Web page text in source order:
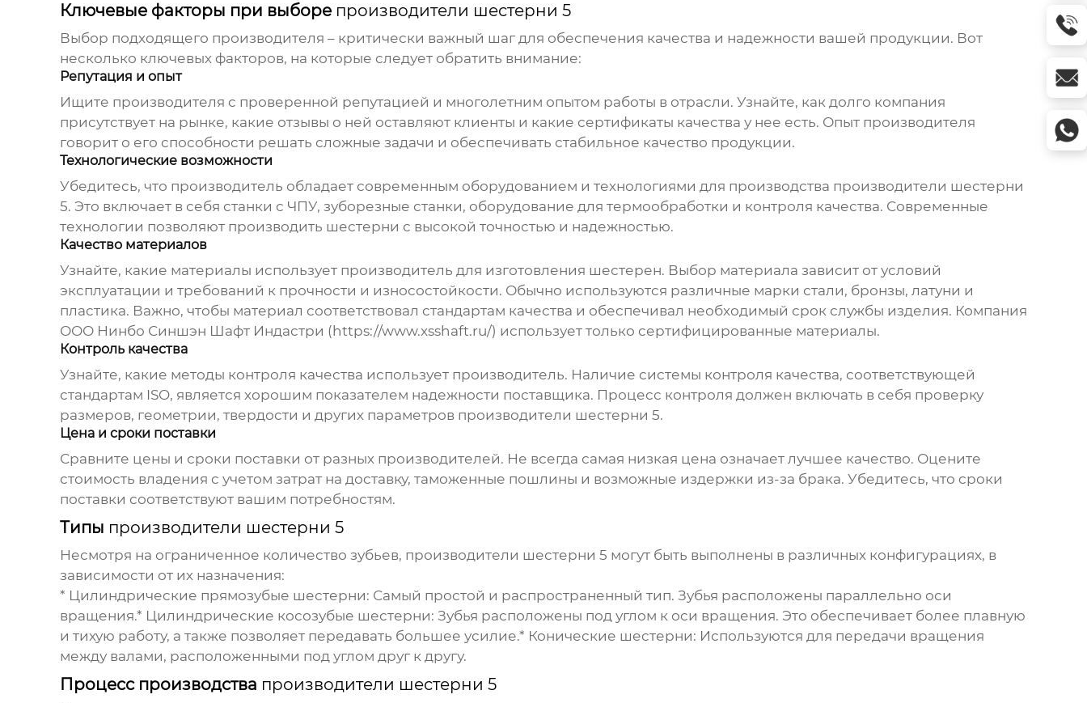
Ключевые факторы при выборе производители шестерни 5
Выбор подходящего производителя – критически важный шаг для обеспечения качества и надежности вашей продукции. Вот
несколько ключевых факторов, на которые следует обратить внимание:
Репутация и опыт
Ищите производителя с проверенной репутацией и многолетним опытом работы в отрасли. Узнайте, как долго компания
присутствует на рынке, какие отзывы о ней оставляют клиенты и какие сертификаты качества у нее есть. Опыт производителя
говорит о его способности решать сложные задачи и обеспечивать стабильное качество продукции.
Технологические возможности
Убедитесь, что производитель обладает современным оборудованием и технологиями для производства производители шестерни
5. Это включает в себя станки с ЧПУ, зуборезные станки, оборудование для термообработки и контроля качества. Современные
технологии позволяют производить шестерни с высокой точностью и надежностью.
Качество материалов
Узнайте, какие материалы использует производитель для изготовления шестерен. Выбор материала зависит от условий
эксплуатации и требований к прочности и износостойкости. Обычно используются различные марки стали, бронзы, латуни и
пластика. Важно, чтобы материал соответствовал стандартам качества и обеспечивал необходимый срок службы изделия. Компания
ООО Нинбо Синшэн Шафт Индастри ( https://www.xsshaft.ru/) использует только сертифицированные материалы.
Контроль качества
Узнайте, какие методы контроля качества использует производитель. Наличие системы контроля качества, соответствующей
стандартам ISO, является хорошим показателем надежности поставщика. Процесс контроля должен включать в себя проверку
размеров, геометрии, твердости и других параметров производители шестерни 5.
Цена и сроки поставки
Сравните цены и сроки поставки от разных производителей. Не всегда самая низкая цена означает лучшее качество. Оцените
стоимость владения с учетом затрат на доставку, таможенные пошлины и возможные издержки из-за брака. Убедитесь, что сроки
поставки соответствуют вашим потребностям.
Типы производители шестерни 5
Несмотря на ограниченное количество зубьев, производители шестерни 5 могут быть выполнены в различных конфигурациях, в
зависимости от их назначения:
* Цилиндрические прямозубые шестерни: Самый простой и распространенный тип. Зубья расположены параллельно оси
вращения.* Цилиндрические косозубые шестерни: Зубья расположены под углом к оси вращения. Это обеспечивает более плавную
и тихую работу, а также позволяет передавать большее усилие.* Конические шестерни: Используются для передачи вращения
между валами, расположенными под углом друг к другу.
Процесс производства производители шестерни 5